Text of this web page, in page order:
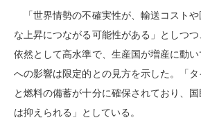
「世界情勢の不確実性が、輸送コスト
な上昇につながる可能性がある」としつ
依然として高水準で、生産国が増産に動
への影響は限定的との見方を示した。「
と燃料の備蓄が十分に確保されており、
は抑えられる」としている。